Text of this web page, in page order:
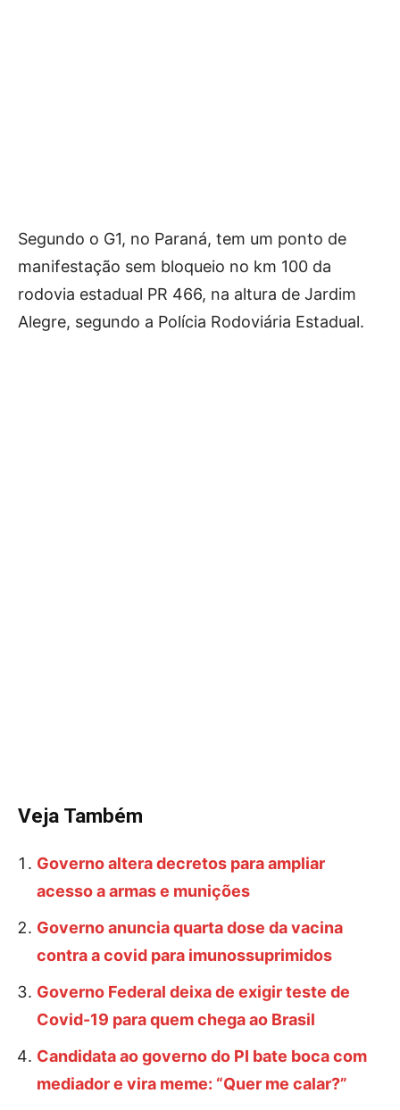
Segundo o G1, no Paraná, tem um ponto de
manifestação sem bloqueio no km 100 da
rodovia estadual PR 466, na altura de Jardim
Alegre, segundo a Polícia Rodoviária Estadual.
Veja Também
Governo altera decretos para ampliar
acesso a armas e munições
Governo anuncia quarta dose da vacina
contra a covid para imunossuprimidos
Governo Federal deixa de exigir teste de
Covid-19 para quem chega ao Brasil
Candidata ao governo do PI bate boca com
mediador e vira meme: “Quer me calar?”